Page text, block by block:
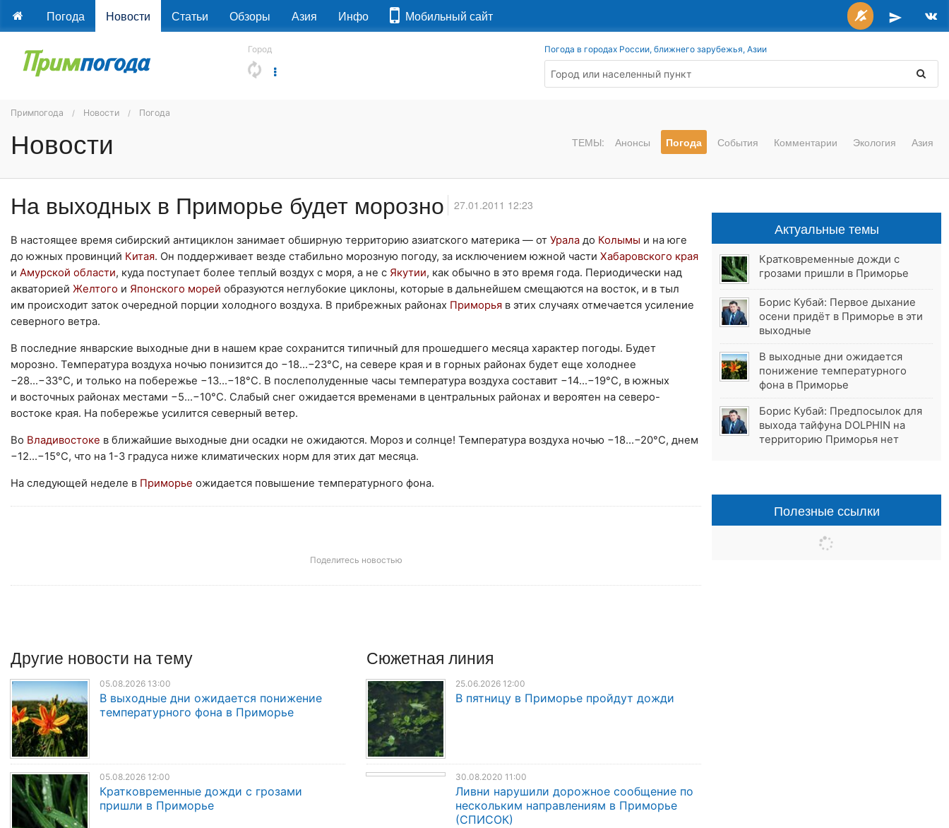
Погода Новости Статьи Обзоры Азия Инфо Мобильный сайт
Город Погода в городах России, ближнего зарубежья, Азии
Примпогода Новости Погода
Новости ТЕМЫ: Анонсы Погода События Комментарии Экология Азия
На выходных в Приморье будет морозно 27.01.2011 12:23
В настоящее время сибирский антициклон занимает обширную территорию азиатского материка — от Урала до Колымы и на юге
до южных провинций Китая. Он поддерживает везде стабильно морозную погоду, за исключением южной части Хабаровского края
и Амурской области, куда поступает более теплый воздух с моря, а не с Якутии, как обычно в это время года. Периодически над
акваторией Желтого и Японского морей образуются неглубокие циклоны, которые в дальнейшем смещаются на восток, и в тыл
им происходит заток очередной порции холодного воздуха. В прибрежных районах Приморья в этих случаях отмечается усиление
северного ветра.
В последние январские выходные дни в нашем крае сохранится типичный для прошедшего месяца характер погоды. Будет
морозно. Температура воздуха ночью понизится до −18...−23°С, на севере края и в горных районах будет еще холоднее
−28...−33°С, и только на побережье −13...−18°С. В послеполуденные часы температура воздуха составит −14...−19°С, в южных
и восточных районах местами −5...−10°С. Слабый снег ожидается временами в центральных районах и вероятен на северо-
востоке края. На побережье усилится северный ветер.
Во Владивостоке в ближайшие выходные дни осадки не ожидаются. Мороз и солнце! Температура воздуха ночью −18...−20°С, днем
−12...−15°С, что на 1-3 градуса ниже климатических норм для этих дат месяца.
На следующей неделе в Приморье ожидается повышение температурного фона.
Поделитесь новостью
Другие новости на тему
05.08.2026 13:00
В выходные дни ожидается понижение
температурного фона в Приморье
05.08.2026 12:00
Кратковременные дожди с грозами
пришли в Приморье
Сюжетная линия
25.06.2026 12:00
В пятницу в Приморье пройдут дожди
30.08.2020 11:00
Ливни нарушили дорожное сообщение по
нескольким направлениям в Приморье
(СПИСОК)
Актуальные темы
Кратковременные дожди с
грозами пришли в Приморье
Борис Кубай: Первое дыхание
осени придёт в Приморье в эти
выходные
В выходные дни ожидается
понижение температурного
фона в Приморье
Борис Кубай: Предпосылок для
выхода тайфуна DOLPHIN на
территорию Приморья нет
Полезные ссылки